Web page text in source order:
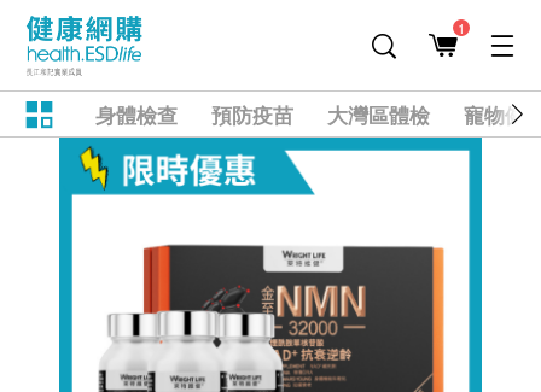
1
身體檢查 預防疫苗 大灣區體檢 寵物健